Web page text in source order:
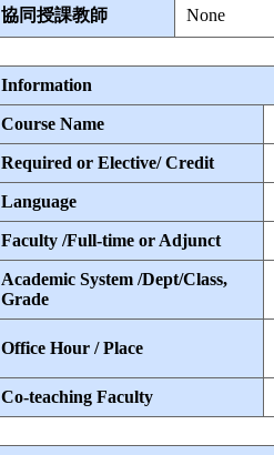
協同授課教師 None
Information
Course Name
Required or Elective/ Credit
Language
Faculty /Full-time or Adjunct
Academic System /Dept/Class,
Grade
Office Hour / Place
Co-teaching Faculty